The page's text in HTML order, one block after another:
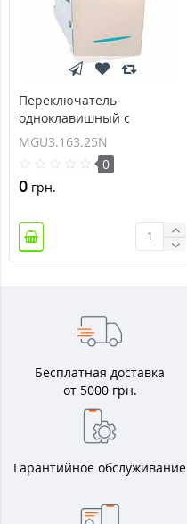
Переключатель
одноклавишный с
индикационной
подсветкой Unica 16А
MGU3.163.25N
MGU3.163.25N
0
0 грн.
Бесплатная доставка
от 5000 грн.
Гарантийное обслуживание